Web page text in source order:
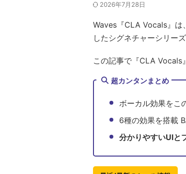
2026年7月28日
Waves『CLA Vocals』は
したシグネチャーシリー
この記事で『CLA Vocals
超カンタンまとめ
ボーカル効果をこ
6種の効果を搭載
分かりやすいUIと